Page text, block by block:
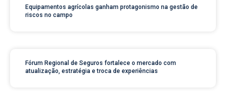
Equipamentos agrícolas ganham protagonismo na gestão de
riscos no campo
Fórum Regional de Seguros fortalece o mercado com
atualização, estratégia e troca de experiências